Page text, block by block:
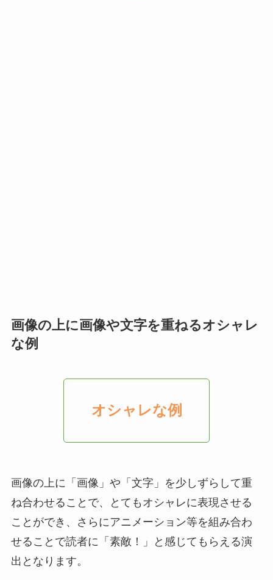
画像の上に画像や文字を重ねるオシャレ
な例
オシャレな例
画像の上に「画像」や「文字」を少しずらして重
ね合わせることで、とてもオシャレに表現させる
ことができ、さらにアニメーション等を組み合わ
せることで読者に「素敵！」と感じてもらえる演
出となります。